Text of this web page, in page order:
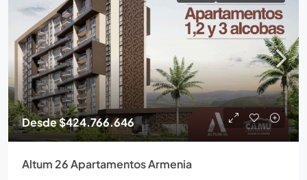
Desde$424.766.646
Altum 26 Apartamentos Armenia